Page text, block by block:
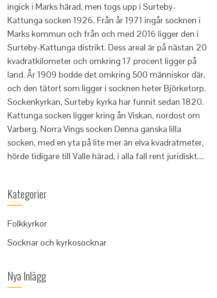
ingick i Marks härad, men togs upp i Surteby-
Kattunga socken 1926. Från år 1971 ingår socknen i
Marks kommun och från och med 2016 ligger den i
Surteby-Kattunga distrikt. Dess areal är på nästan 20
kvadratkilometer och omkring 17 procent ligger på
land. År 1909 bodde det omkring 500 människor där,
och den tätort som ligger i socknen heter Björketorp.
Sockenkyrkan, Surteby kyrka har funnit sedan 1820.
Kattunga socken ligger kring ån Viskan, nordost om
Varberg. Norra Vings socken Denna ganska lilla
socken, med en yta på lite mer än elva kvadratmeter,
hörde tidigare till Valle härad, i alla fall rent juridiskt.…
Kategorier
Folkkyrkor
Socknar och kyrkosocknar
Nya Inlägg